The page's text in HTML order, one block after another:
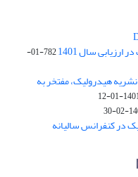
سال 1401
782-01-
هیدرولیک، مفتخر به
1401-
در کنفرانس سالیانه